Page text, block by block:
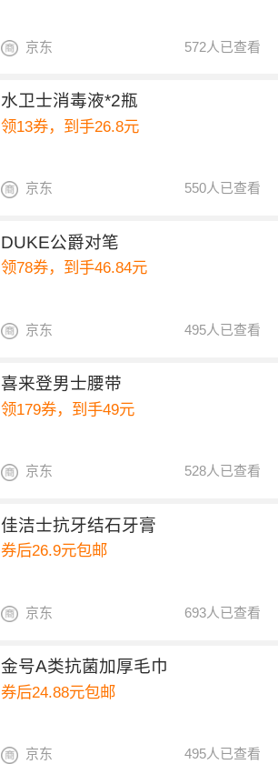
572人已查看
京东
水卫士消毒液*2瓶
领13券，到手26.8元
550人已查看
京东
DUKE公爵对笔
领78券，到手46.84元
495人已查看
京东
喜来登男士腰带
领179券，到手49元
528人已查看
京东
佳洁士抗牙结石牙膏
券后26.9元包邮
693人已查看
京东
金号A类抗菌加厚毛巾
券后24.88元包邮
495人已查看
京东